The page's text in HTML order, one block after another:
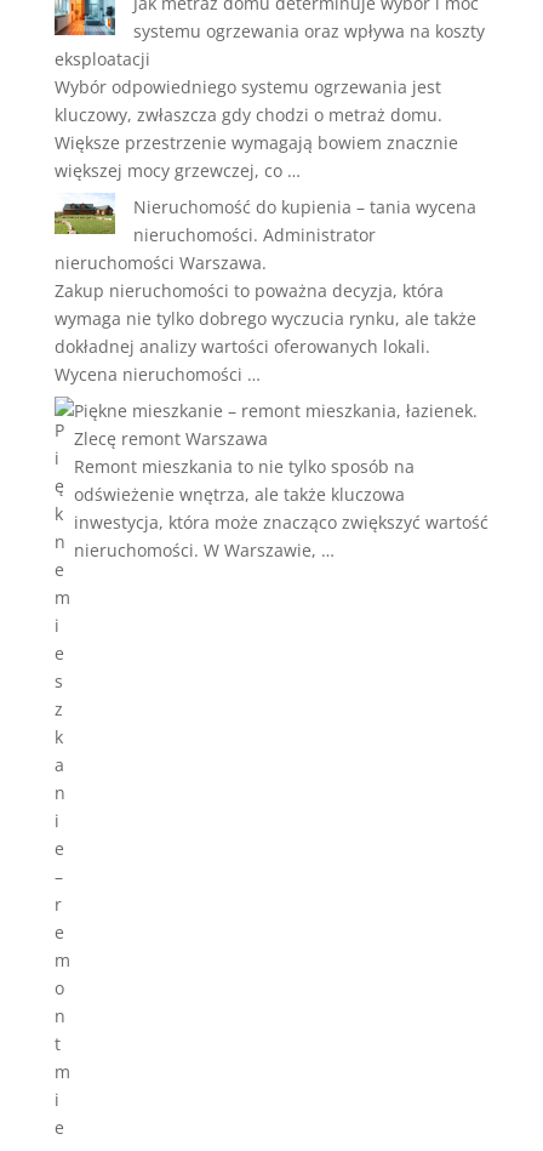
systemu ogrzewania oraz wpływa na koszty
eksploatacji
Wybór odpowiedniego systemu ogrzewania jest
kluczowy, zwłaszcza gdy chodzi o metraż domu.
Większe przestrzenie wymagają bowiem znacznie
większej mocy grzewczej, co …
Nieruchomość do kupienia – tania wycena
nieruchomości. Administrator
nieruchomości Warszawa.
Zakup nieruchomości to poważna decyzja, która
wymaga nie tylko dobrego wyczucia rynku, ale także
dokładnej analizy wartości oferowanych lokali.
Wycena nieruchomości …
Piękne mieszkanie – remont mieszkania, łazienek.
Zlecę remont Warszawa
Remont mieszkania to nie tylko sposób na
odświeżenie wnętrza, ale także kluczowa
inwestycja, która może znacząco zwiększyć wartość
nieruchomości. W Warszawie, …